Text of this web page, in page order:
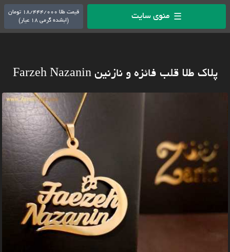
☰ منوی سایت
قیمت طلا 18/444/000 تومان
(ابشده گرمی 18 عیار)
پلاک طلا قلب فائزه و نازنین Farzeh Nazanin